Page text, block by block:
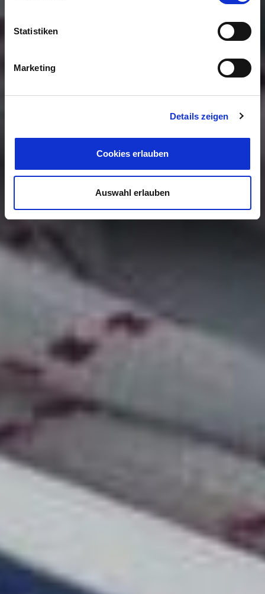
Statistiken
Marketing
Details zeigen
Cookies erlauben
Auswahl erlauben